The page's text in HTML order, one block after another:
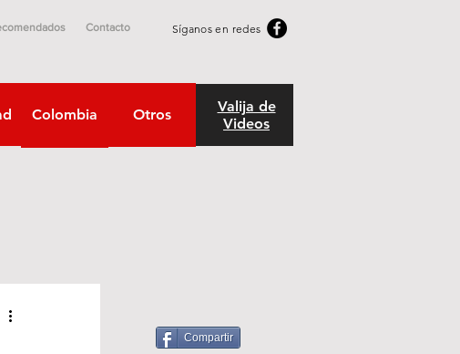
Contacto Síganos en redes
Colombia Otros
Valija de
Videos
Compartir